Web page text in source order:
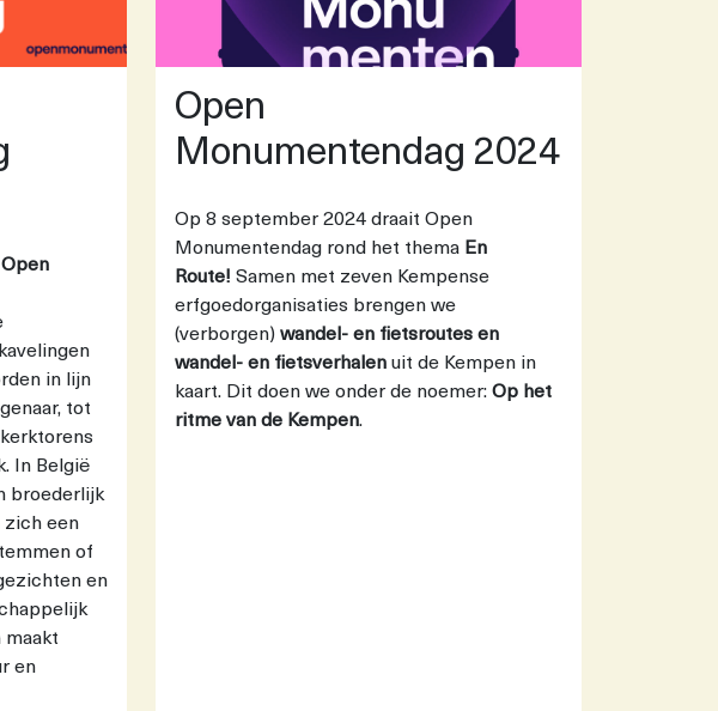
Open
in lijn
tot
In België
broederlijk
zich een
of
en
maakt
en
Open
Monumentendag 2024
Op 8 september 2024 draait Open
Monumentendag rond het thema En
Route! Samen met zeven Kempense
erfgoedorganisaties brengen we
(verborgen) wandel- en fietsroutes en
wandel- en fietsverhalen uit de Kempen in
kaart. Dit doen we onder de noemer: Op het
ritme van de Kempen.